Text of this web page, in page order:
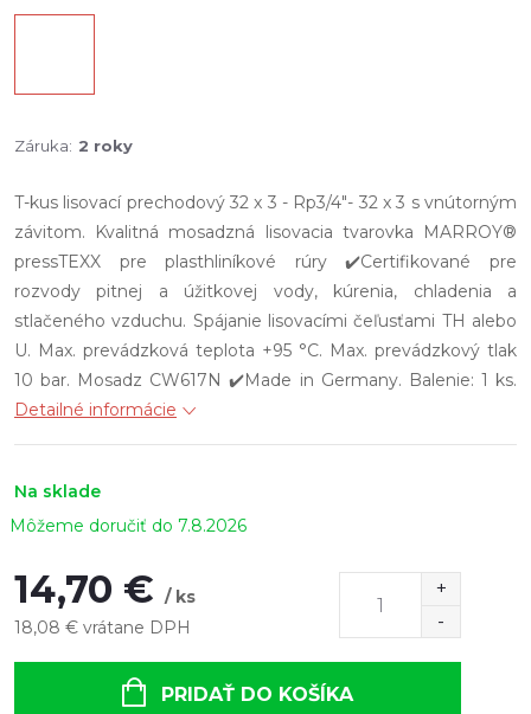
Záruka: 2 roky
T-kus lisovací prechodový 32 x 3 - Rp3/4"- 32 x 3 s vnútorným
závitom. Kvalitná mosadzná lisovacia tvarovka MARROY®
pressTEXX pre plasthliníkové rúry ✔️Certifikované pre
rozvody pitnej a úžitkovej vody, kúrenia, chladenia a
stlačeného vzduchu. Spájanie lisovacími čeľusťami TH alebo
U. Max. prevádzková teplota +95 °C. Max. prevádzkový tlak
10 bar. Mosadz CW617N ✔️Made in Germany. Balenie: 1 ks.
Detailné informácie
Na sklade
7.8.2026
14,70 € / ks
18,08 € vrátane DPH
PRIDAŤ DO KOŠÍKA